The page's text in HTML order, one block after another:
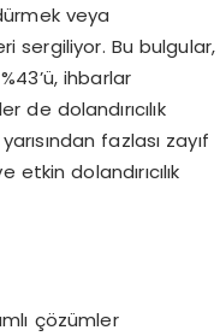
veya
sergiliyor. Bu bulgular,
ihbarlar
dolandırıcılık
fazlası zayıf
dolandırıcılık
çözümler